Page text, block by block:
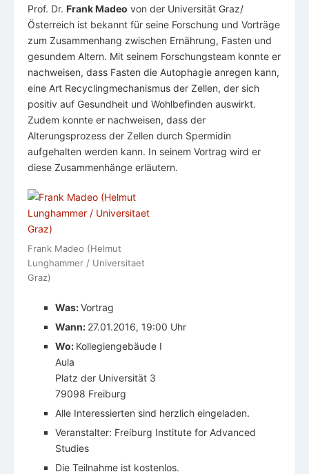
Prof. Dr. Frank Madeo von der Universität Graz/
Österreich ist bekannt für seine Forschung und Vorträge
zum Zusammenhang zwischen Ernährung, Fasten und
gesundem Altern. Mit seinem Forschungsteam konnte er
nachweisen, dass Fasten die Autophagie anregen kann,
eine Art Recyclingmechanismus der Zellen, der sich
positiv auf Gesundheit und Wohlbefinden auswirkt.
Zudem konnte er nachweisen, dass der
Alterungsprozess der Zellen durch Spermidin
aufgehalten werden kann. In seinem Vortrag wird er
diese Zusammenhänge erläutern.
Frank Madeo (Helmut
Lunghammer / Universitaet
Graz)
Was:Vortrag
Wann: 27.01.2016, 19:00 Uhr
Wo: Kollegiengebäude I
Aula
Platz der Universität 3
79098 Freiburg
Alle Interessierten sind herzlich eingeladen.
Veranstalter: Freiburg Institute for Advanced
Studies
Die Teilnahme ist kostenlos.